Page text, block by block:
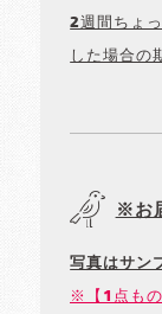
2週間ちょ
した場合の
※お
写真はサン
※【1点も